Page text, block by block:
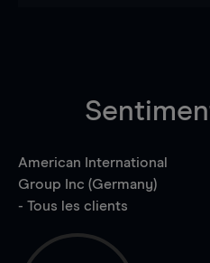
American International
Group Inc (Germany)
- Tous les clients